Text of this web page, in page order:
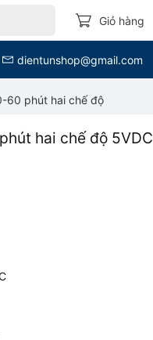
Giỏ hàng
dientunshop@gmail.com
60 phút hai chế độ
hai chế độ 5VDC